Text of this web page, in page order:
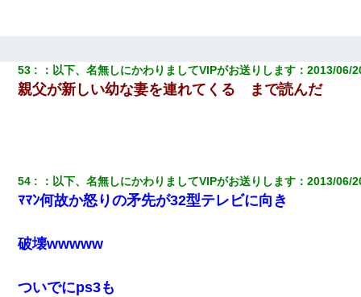
53 ： 以下、名無しにかわりましてVIPがお送りします ：2013/06/
親父が新しい幼な妻を連れてくる まで読んだ
54 ： 以下、名無しにかわりましてVIPがお送りします ：2013/06/
ﾏﾏﾝ何故か怒りの矛先が32型テレビに向き
破壊wwwww
ついでにps3も